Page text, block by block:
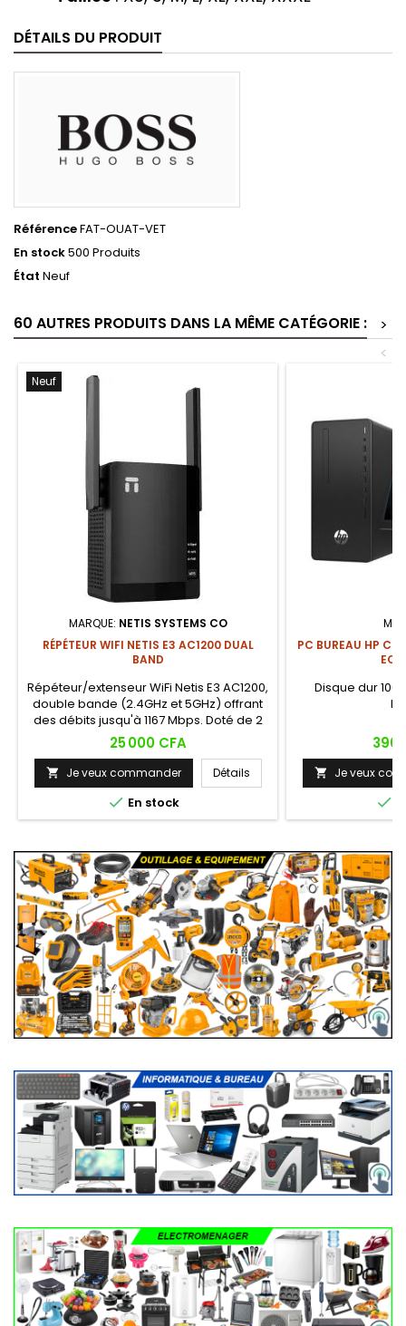
DÉTAILS DU PRODUIT
RéférenceFAT-OUAT-VET
En stock500 Produits
État Neuf
60 AUTRES PRODUITS DANS LA MÊME CATÉGORIE :
>
<
Neuf
MARQUE: NETIS SYSTEMS CO
RÉPÉTEUR WIFI NETIS E3 AC1200 DUAL
BAND
Répéteur/extenseur WiFi Netis E3 AC1200,
double bande (2.4GHz et 5GHz) offrant
des débits jusqu'à 1167 Mbps. Doté de 2
antennes haut gain pour une meilleure
pénétration du signal, il étend la
couverture WiFi jusqu'à environ 2200
pieds carrés (204 m²) et élimine les
zones mortes du réseau.
Prix
25 000 CFA
 Je veux commander Détails
 En stock
PC BUREAU HP
Disque dur
Prix
390
 Je veux
